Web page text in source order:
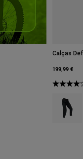
Calças
199,99 €
Product